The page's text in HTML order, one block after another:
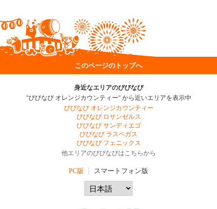
このページのトップへ
身近なエリアのびびなび
"びびなび オレンジカウンティー" から近いエリアを表示中
びびなび オレンジカウンティー
びびなび ロサンゼルス
びびなび サンディエゴ
びびなび ラスベガス
びびなび フェニックス
他エリアのびびなびはこちらから
PC版 スマートフォン版